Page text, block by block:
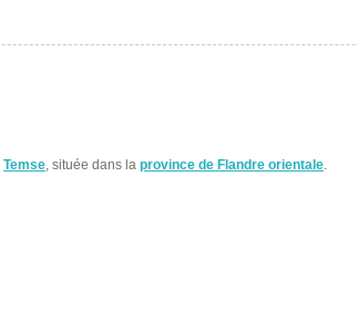
Temse, située dans la province de Flandre orientale.